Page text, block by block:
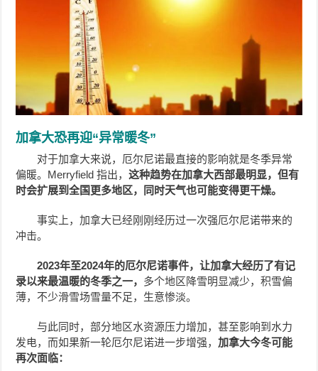
加拿大恐再迎“异常暖冬”
对于加拿大来说，厄尔尼诺最直接的影响就是冬季异常
偏暖。Merryfield 指出，这种趋势在加拿大西部最明显，但有
时会扩展到全国更多地区，同时天气也可能变得更干燥。
事实上，加拿大已经刚刚经历过一次强厄尔尼诺带来的
冲击。
2023年至2024年的厄尔尼诺事件，让加拿大经历了有记
录以来最温暖的冬季之一， 多个地区降雪明显减少，积雪偏
薄，不少滑雪场雪量不足，生意惨淡。
与此同时，部分地区水资源压力增加，甚至影响到水力
发电，而如果新一轮厄尔尼诺进一步增强，加拿大今冬可能
再次面临：